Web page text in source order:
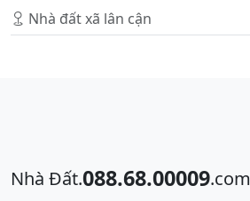
Nhà đất xã lân cận
Nhà Đất.088.68.00009.com